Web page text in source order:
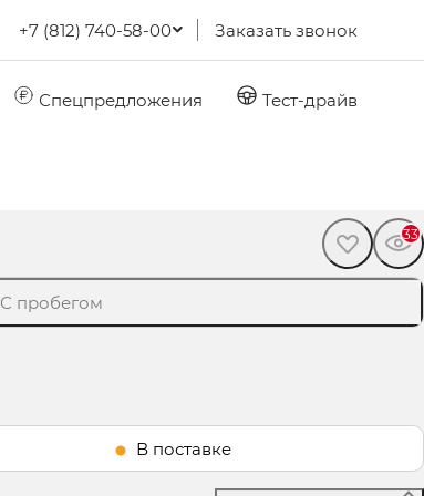
+7 (812) 740-58-00 Заказать звонок
Спецпредложения Тест-драйв
33
С пробегом
В поставке